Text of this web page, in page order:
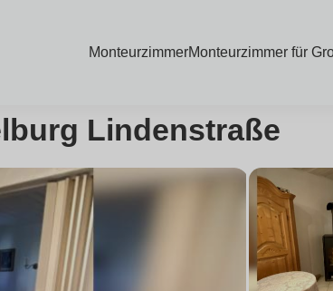
MonteurzimmerMonteurzimmer für
Lindenstraße